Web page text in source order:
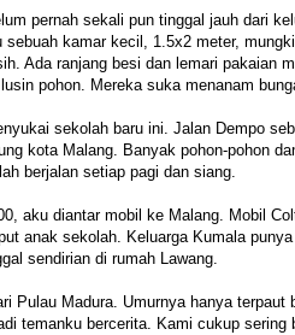
pernah sekali pun tinggal jauh dari
sebuah kamar kecil, 1.5x2 meter,
Ada ranjang besi dan lemari pakaian
pohon. Mereka suka menanam
sekolah baru ini. Jalan Dempo
kota Malang. Banyak pohon-pohon
berjalan setiap pagi dan siang.
aku diantar mobil ke Malang. Mobil
anak sekolah. Keluarga Kumala
sendirian di rumah Lawang.
Pulau Madura. Umurnya hanya terpaut
temanku bercerita. Kami cukup sering